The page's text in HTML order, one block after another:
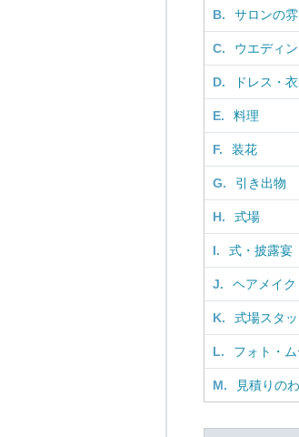
B. サロンの
C. ウエディ
D. ドレス・
E. 料理
F. 装花
G. 引き出物
H. 式場
I. 式・披露宴
J. ヘアメイク
K. 式場スタ
L. フォト・
M. 見積りの